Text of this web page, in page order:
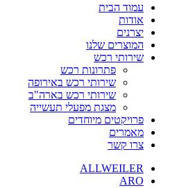
עמוד הבית
אודות
יצרנים
המוצרים שלנו
שירותי רכש
פתרונות רכש
שירותי רכש באירופה
שירותי רכש בארה"ב
מצגת מפעלי תעשייה
פרויקטים מיוחדים
מאמרים
צרו קשר
ALLWEILER
ARO